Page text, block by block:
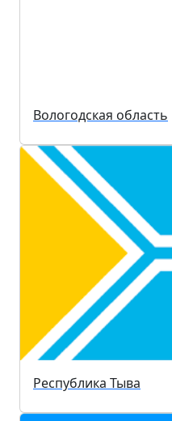
Вологодская область
Республика Тыва